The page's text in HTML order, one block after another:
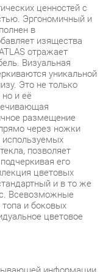
изящества
отражает
Визуальная
уникальной
Это не только
и её
размещение
через ножки
позволяет
его
цветовых
и в то же
Всевозможные
и боковых
цветовое
информации
купить
Норден Atlas 08
Готовые